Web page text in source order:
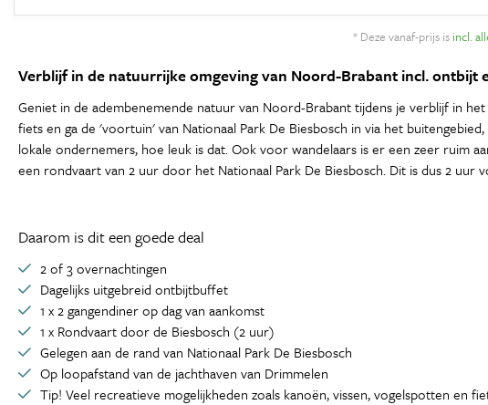
* Deze vanaf-prijs is incl.
Verblijf in de natuurrijke omgeving van Noord-Brabant incl. ontbijt
Geniet in de adembenemende natuur van Noord-Brabant tijdens je verblijf in
fiets en ga de 'voortuin' van Nationaal Park De Biesbosch in via het
lokale ondernemers, hoe leuk is dat. Ook voor wandelaars is er een zeer ruim
een rondvaart van 2 uur door het Nationaal Park De Biesbosch. Dit is dus 2 uur
Daarom is dit een goede deal
2 of 3 overnachtingen
Dagelijks uitgebreid ontbijtbuffet
1 x 2 gangendiner op dag van aankomst
1 x Rondvaart door de Biesbosch (2 uur)
Gelegen aan de rand van Nationaal Park De Biesbosch
Op loopafstand van de jachthaven van Drimmelen
Tip! Veel recreatieve mogelijkheden zoals kanoën, vissen, vogelspotten en